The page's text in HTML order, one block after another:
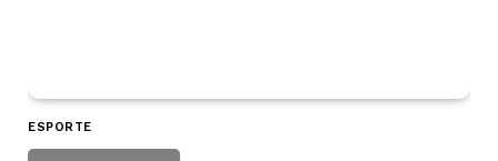
ESPORTE